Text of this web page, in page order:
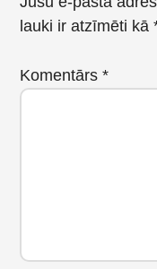
lauki ir atzīmēti kā
Komentārs*